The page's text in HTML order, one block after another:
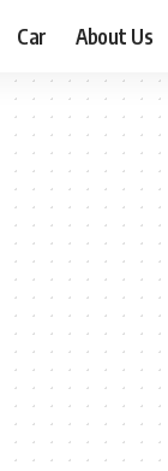
Car About Us